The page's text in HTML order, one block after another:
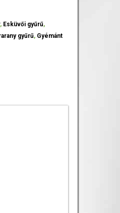
, Esküvői gyűrű,
gyűrű, Gyémánt